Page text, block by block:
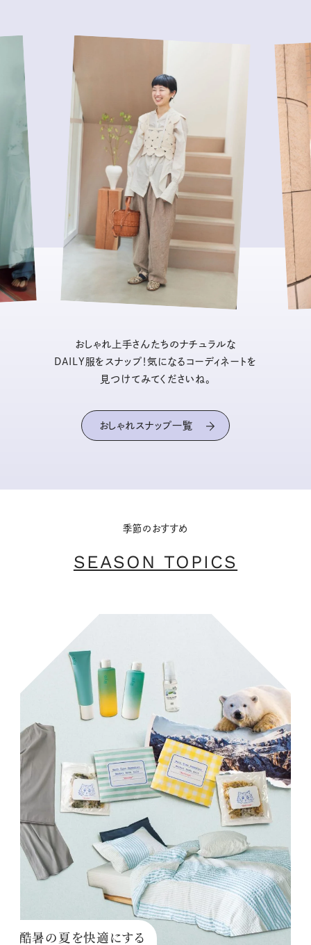
おしゃれ上手さんたちのナチュラルな
DAILY服をスナップ！気になるコーディネートを
見つけてみてくださいね。
おしゃれスナップ一覧
季節のおすすめ
SEASON TOPICS
酷暑の夏を快適にする